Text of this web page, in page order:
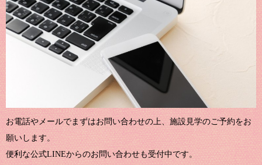
お電話やメールでまずはお問い合わせの上、施設見学のご予約をお
願いします。
便利な公式LINEからのお問い合わせも受付中です。